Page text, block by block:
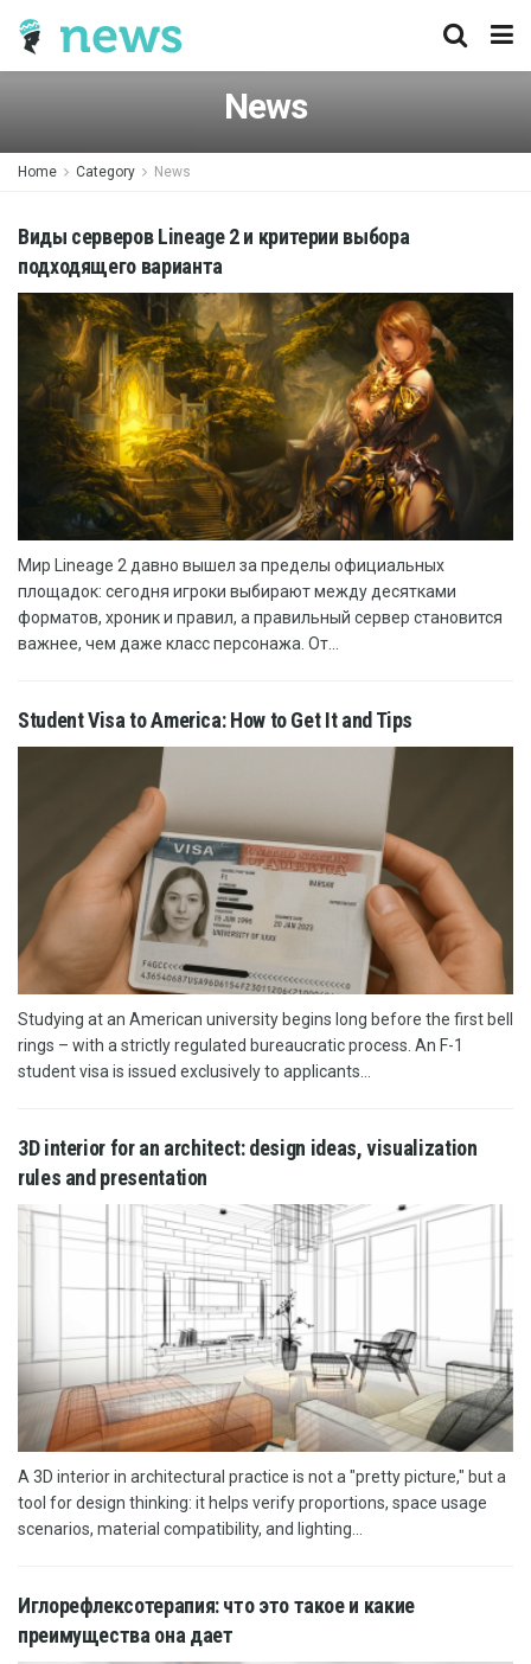
News
Home Category News
Виды серверов Lineage 2 и критерии выбора
подходящего варианта
Мир Lineage 2 давно вышел за пределы официальных
площадок: сегодня игроки выбирают между десятками
форматов, хроник и правил, а правильный сервер становится
важнее, чем даже класс персонажа. От...
Student Visa to America: How to Get It and Tips
Studying at an American university begins long before the first bell
rings – with a strictly regulated bureaucratic process. An F-1
student visa is issued exclusively to applicants...
3D interior for an architect: design ideas, visualization
rules and presentation
A 3D interior in architectural practice is not a "pretty picture," but a
tool for design thinking: it helps verify proportions, space usage
scenarios, material compatibility, and lighting...
Иглорефлексотерапия: что это такое и какие
преимущества она дает